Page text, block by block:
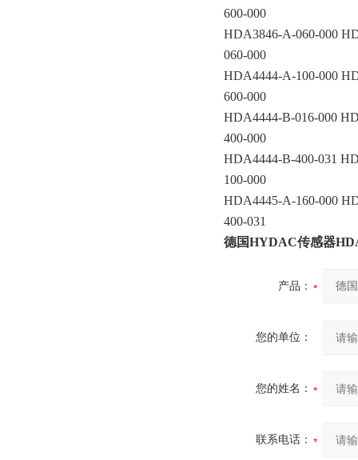
600-000
HDA3846-A-060-000
060-000
HDA4444-A-100-000
600-000
HDA4444-B-016-000
400-000
HDA4444-B-400-031
100-000
HDA4445-A-160-000
400-031
德国HYDAC传感器
产品：
您的单位：
您的姓名：
联系电话：